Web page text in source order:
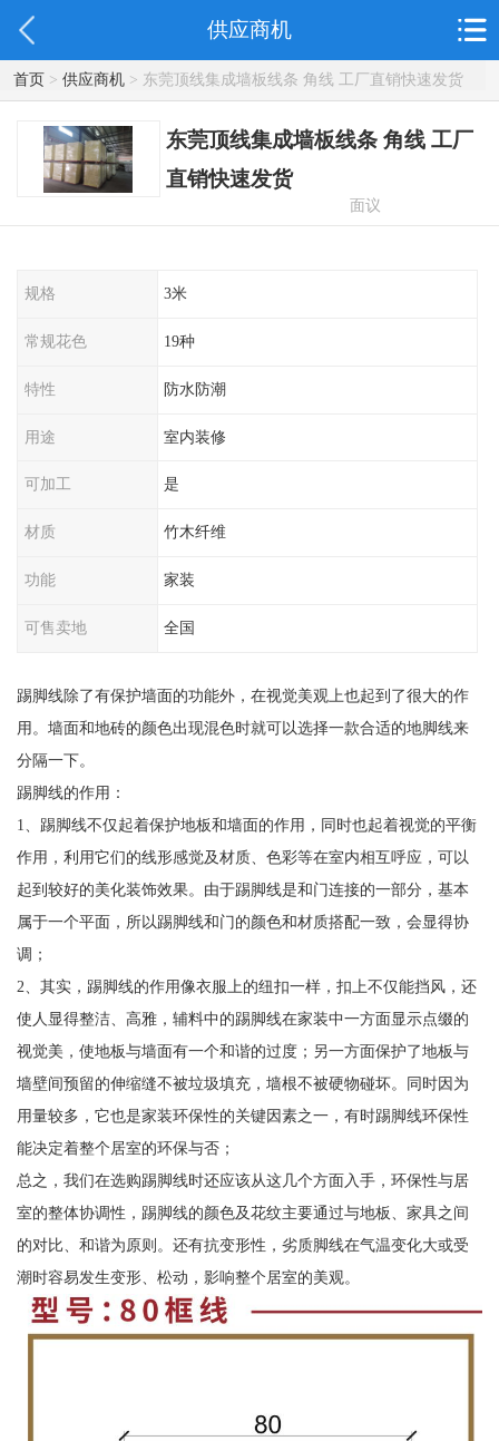
供应商机
首页> 供应商机> 东莞顶线集成墙板线条 角线 工厂直销快速发货
东莞顶线集成墙板线条 角线 工厂
直销快速发货
面议
规格 3米
常规花色 19种
特性 防水防潮
用途 室内装修
可加工 是
材质 竹木纤维
功能 家装
可售卖地 全国
踢脚线除了有保护墙面的功能外，在视觉美观上也起到了很大的作
用。墙面和地砖的颜色出现混色时就可以选择一款合适的地脚线来
分隔一下。
踢脚线的作用：
1、踢脚线不仅起着保护地板和墙面的作用，同时也起着视觉的平衡
作用，利用它们的线形感觉及材质、色彩等在室内相互呼应，可以
起到较好的美化装饰效果。由于踢脚线是和门连接的一部分，基本
属于一个平面，所以踢脚线和门的颜色和材质搭配一致，会显得协
调；
2、其实，踢脚线的作用像衣服上的纽扣一样，扣上不仅能挡风，还
使人显得整洁、高雅，辅料中的踢脚线在家装中一方面显示点缀的
视觉美，使地板与墙面有一个和谐的过度；另一方面保护了地板与
墙壁间预留的伸缩缝不被垃圾填充，墙根不被硬物碰坏。同时因为
用量较多，它也是家装环保性的关键因素之一，有时踢脚线环保性
能决定着整个居室的环保与否；
总之，我们在选购踢脚线时还应该从这几个方面入手，环保性与居
室的整体协调性，踢脚线的颜色及花纹主要通过与地板、家具之间
的对比、和谐为原则。还有抗变形性，劣质脚线在气温变化大或受
潮时容易发生变形、松动，影响整个居室的美观。